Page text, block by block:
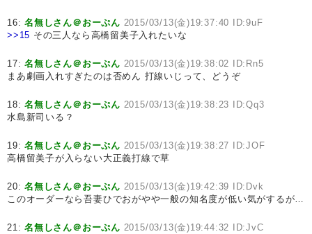
16:名無しさん＠おーぷん 2015/03/13(金)19:37:40 ID:9uF
>>15 その三人なら高橋留美子入れたいな
17:名無しさん＠おーぷん 2015/03/13(金)19:38:02 ID:Rn5
まあ劇画入れすぎたのは否めん 打線いじって、どうぞ
18:名無しさん＠おーぷん 2015/03/13(金)19:38:23 ID:Qq3
水島新司いる？
19:名無しさん＠おーぷん 2015/03/13(金)19:38:27 ID:JOF
高橋留美子が入らない大正義打線で草
20:名無しさん＠おーぷん 2015/03/13(金)19:42:39 ID:Dvk
このオーダーなら吾妻ひでおがやや一般の知名度が低い気がするが…
21:名無しさん＠おーぷん 2015/03/13(金)19:44:32 ID:JvC